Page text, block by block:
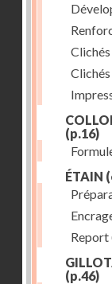
(p.16)
ÉTAIN
Report
(p.46)